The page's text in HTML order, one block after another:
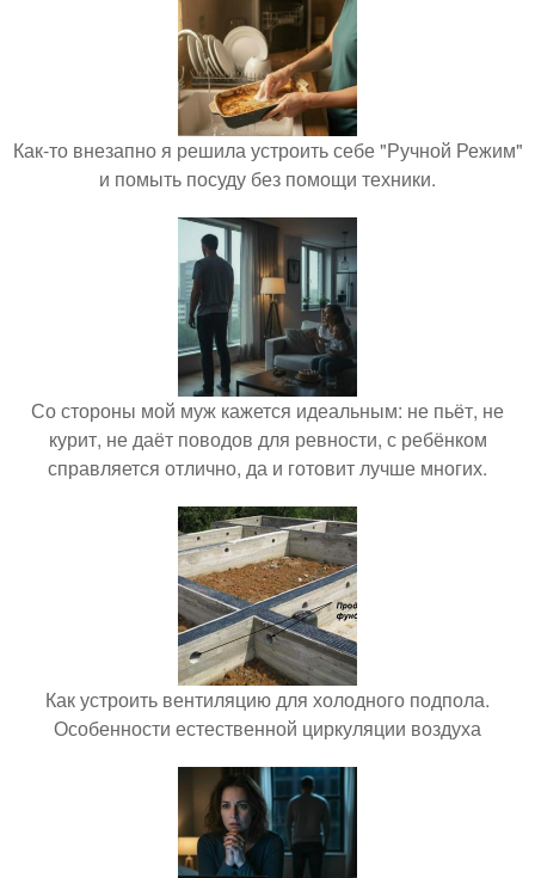
Как-то внезапно я решила устроить себе "Ручной Режим"
и помыть посуду без помощи техники.
Со стороны мой муж кажется идеальным: не пьёт, не
курит, не даёт поводов для ревности, с ребёнком
справляется отлично, да и готовит лучше многих.
Как устроить вентиляцию для холодного подпола.
Особенности естественной циркуляции воздуха